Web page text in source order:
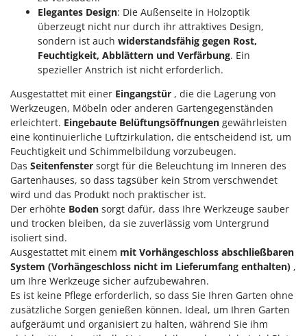
Mähroboter
Maisentkörnungsmaschinen
Manuelle Heckenscheren
Mehrzweck-Sauggeräte
Minibacköfen
Motorhacken - Gartenfräsen
Motorspritzen
Mulcher für Traktor
N
Notstromaggregat
Nudelmaschinen
O
Obstmühlen Obsthäcksler Obstmuser
Obstpressen
Olivenernter und Schüttler
Famag
Famur
FARMER
FBC
Ferrari Group
Ferroni
Ferrua
FIAC
FIEM
Fimar
FINI
Fiorentini
Fiskars
Flymo
Fontana Forni
Forest Master
Elegantes Design: Die Außenseite in Holzoptik
überzeugt nicht nur durch ihr attraktives Design,
sondern ist auch widerstandsfähig gegen Rost,
Feuchtigkeit, Abblättern und Verfärbung. Ein
spezieller Anstrich ist nicht erforderlich.
Ausgestattet mit einer Eingangstür , die die Lagerung von
Werkzeugen, Möbeln oder anderen Gartengegenständen
erleichtert. Eingebaute Belüftungsöffnungen gewährleisten
eine kontinuierliche Luftzirkulation, die entscheidend ist, um
Feuchtigkeit und Schimmelbildung vorzubeugen.
Das Seitenfenster sorgt für die Beleuchtung im Inneren des
Gartenhauses, so dass tagsüber kein Strom verschwendet
wird und das Produkt noch praktischer ist.
Der erhöhte Boden sorgt dafür, dass Ihre Werkzeuge sauber
und trocken bleiben, da sie zuverlässig vom Untergrund
isoliert sind.
Ausgestattet mit einem mit Vorhängeschloss abschließbaren
System (Vorhängeschloss nicht im Lieferumfang enthalten) ,
um Ihre Werkzeuge sicher aufzubewahren.
Es ist keine Pflege erforderlich, so dass Sie Ihren Garten ohne
zusätzliche Sorgen genießen können. Ideal, um Ihren Garten
aufgeräumt und organisiert zu halten, während Sie ihm